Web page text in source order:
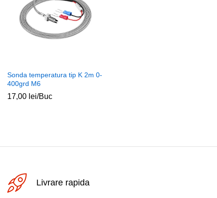
Sonda temperatura tip K 2m 0-
400grd M6
17,00 lei/Buc
Livrare rapida